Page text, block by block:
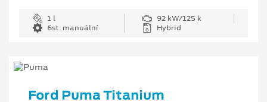
1 l
92 kW/125 k
6st. manuální
Hybrid
Ford Puma Titanium